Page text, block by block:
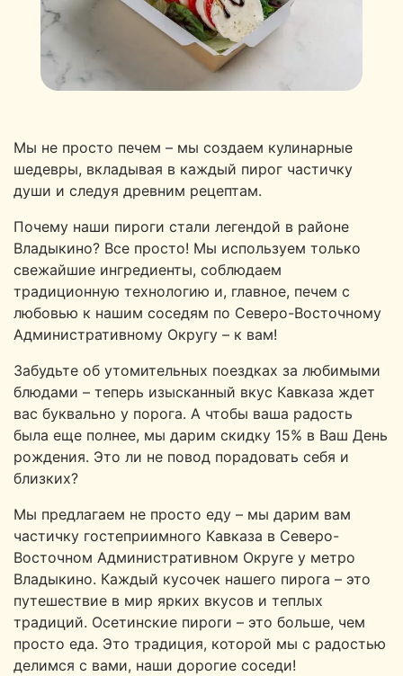
Мы не просто печем – мы создаем кулинарные
шедевры, вкладывая в каждый пирог частичку
души и следуя древним рецептам.
Почему наши пироги стали легендой в районе
Владыкино? Все просто! Мы используем только
свежайшие ингредиенты, соблюдаем
традиционную технологию и, главное, печем с
любовью к нашим соседям по Северо-Восточному
Административному Округу – к вам!
Забудьте об утомительных поездках за любимыми
блюдами – теперь изысканный вкус Кавказа ждет
вас буквально у порога. А чтобы ваша радость
была еще полнее, мы дарим скидку 15% в Ваш День
рождения. Это ли не повод порадовать себя и
близких?
Мы предлагаем не просто еду – мы дарим вам
частичку гостеприимного Кавказа в Северо-
Восточном Административном Округе у метро
Владыкино. Каждый кусочек нашего пирога – это
путешествие в мир ярких вкусов и теплых
традиций. Осетинские пироги – это больше, чем
просто еда. Это традиция, которой мы с радостью
делимся с вами, наши дорогие соседи!